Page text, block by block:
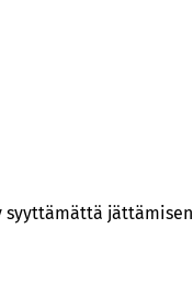
syyttämättä jättämisen